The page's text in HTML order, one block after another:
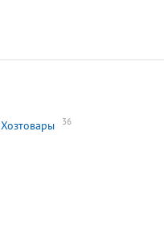
Хозтовары 36